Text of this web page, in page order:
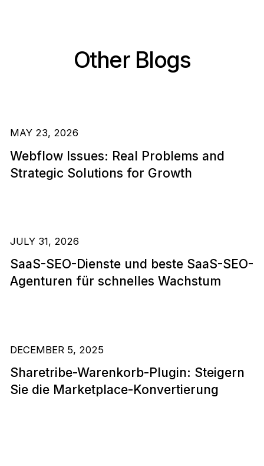
Other Blogs
MAY 23, 2026
Webflow Issues: Real Problems and
Strategic Solutions for Growth
JULY 31, 2026
SaaS-SEO-Dienste und beste SaaS-SEO-
Agenturen für schnelles Wachstum
DECEMBER 5, 2025
Sharetribe-Warenkorb-Plugin: Steigern
Sie die Marketplace-Konvertierung